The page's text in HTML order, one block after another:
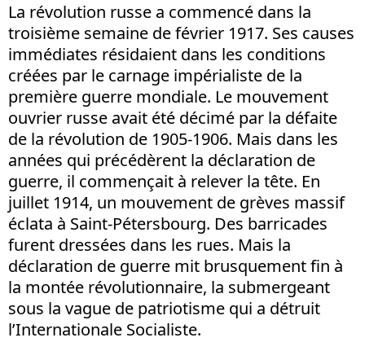
La révolution russe a commencé dans la
troisième semaine de février 1917. Ses causes
immédiates résidaient dans les conditions
créées par le carnage impérialiste de la
première guerre mondiale. Le mouvement
ouvrier russe avait été décimé par la défaite
de la révolution de 1905-1906. Mais dans les
années qui précédèrent la déclaration de
guerre, il commençait à relever la tête. En
juillet 1914, un mouvement de grèves massif
éclata à Saint-Pétersbourg. Des barricades
furent dressées dans les rues. Mais la
déclaration de guerre mit brusquement fin à
la montée révolutionnaire, la submergeant
sous la vague de patriotisme qui a détruit
l’Internationale Socialiste.